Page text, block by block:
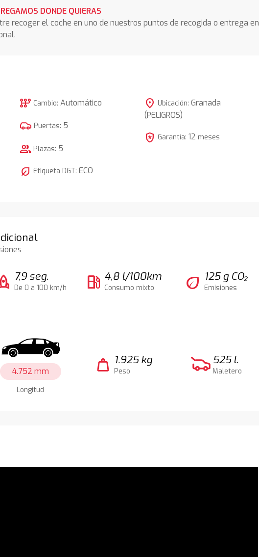
DONDE QUIERAS
recoger el coche en uno de nuestros puntos de recogida o entrega en
auto_transmission Cambio:Automático
Puertas: 5
group Plazas: 5
nest_eco_leaf Etiqueta DGT:ECO
location_on Ubicación: Granada
(PELIGROS)
local_police Garantía: 12 meses
7,9 seg.
De 0 a 100 km/h local_gas_station 4,8 l/100km
Consumo mixto eco 125 g CO₂
Emisiones
4.752 mm
Longitud
weight 1.925 kg
Peso
525 l.
Maletero